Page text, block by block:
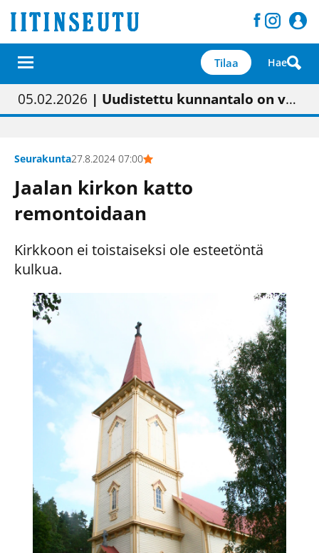
Tilaa Hae
01.02.2026 | Painon vaihtumisen pitäisi näkyä hieman parempana painojäljen laatuna lehdessä
05.02.2026 | Uudistettu kunnantalo on valoisa
23.04.2026 | “Olemme käynnistämässä uudelleen keskustavisiotyön”
09.05.2026| "Maalla on totuttu elämään omavaraisemmin kuin kaupungissa"
Seurakunta27.8.2024 07:00
Jaalan kirkon katto
remontoidaan
Kirkkoon ei toistaiseksi ole esteetöntä
kulkua.